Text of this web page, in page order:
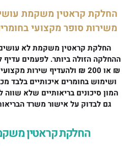
החלקת קראטין משקמת
משירות סופר מקצועי
החלקת קראטין משקמת לא
₪ או 200 ₪ ולהעדיף שירות
ושימוש בחומרים איכותיים בלבד
המון סיכונים בריאותיים שלא
גם לבדוק על אישור משרד
החלקת קראטין